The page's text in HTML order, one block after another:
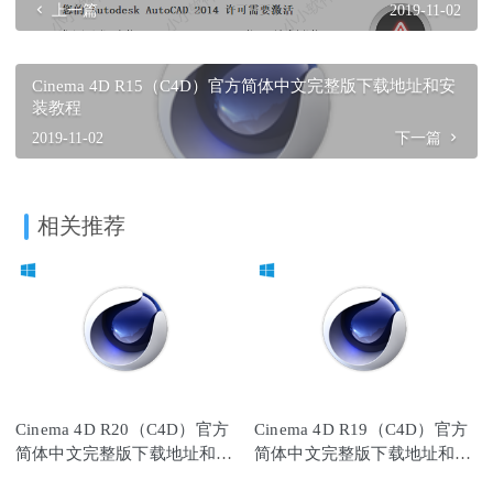
上一篇 2019-11-02
Cinema 4D R15（C4D）官方简体中文完整版下载地址和安
装教程
2019-11-02 下一篇
相关推荐
Cinema 4D R20（C4D）官方
简体中文完整版下载地址和安
Cinema 4D R19（C4D）官方
简体中文完整版下载地址和安